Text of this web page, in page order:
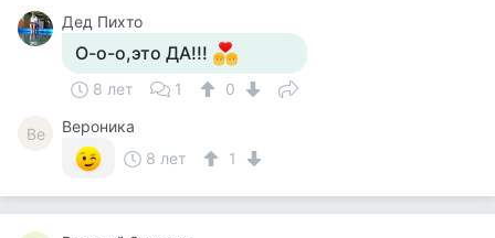
Дед Пихто
О-о-о,это ДА!!!
8 лет 1 0
Ве
Вероника
8 лет
1